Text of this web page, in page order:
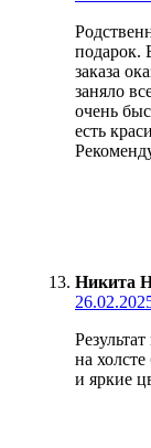
подарок.
заказа
заняло
очень
есть
Никита
на
и яркие